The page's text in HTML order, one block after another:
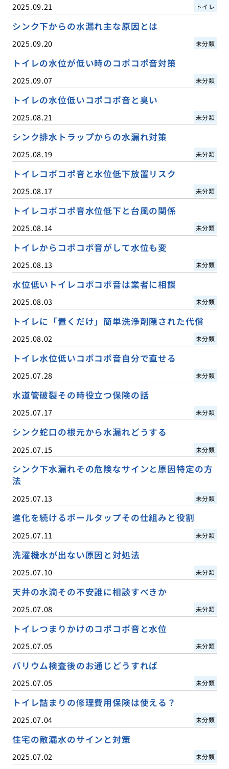
2025.09.21 トイレ
シンク下からの水漏れ主な原因とは
2025.09.20 未分類
トイレの水位が低い時のコポコポ音対策
2025.09.07 未分類
トイレの水位低いコポコポ音と臭い
2025.08.21 未分類
シンク排水トラップからの水漏れ対策
2025.08.19 未分類
トイレコポコポ音と水位低下放置リスク
2025.08.17 未分類
トイレコポコポ音水位低下と台風の関係
2025.08.14 未分類
トイレからコポコポ音がして水位も変
2025.08.13 未分類
水位低いトイレコポコポ音は業者に相談
2025.08.03 未分類
トイレに「置くだけ」簡単洗浄剤隠された代償
2025.08.02 未分類
トイレ水位低いコポコポ音自分で直せる
2025.07.28 未分類
水道管破裂その時役立つ保険の話
2025.07.17 未分類
シンク蛇口の根元から水漏れどうする
2025.07.15 未分類
シンク下水漏れその危険なサインと原因特定の方
法
2025.07.13 未分類
進化を続けるボールタップその仕組みと役割
2025.07.11 未分類
洗濯機水が出ない原因と対処法
2025.07.10 未分類
天井の水滴その不安誰に相談すべきか
2025.07.08 未分類
トイレつまりかけのコポコポ音と水位
2025.07.05 未分類
バリウム検査後のお通じどうすれば
2025.07.05 未分類
トイレ詰まりの修理費用保険は使える？
2025.07.04 未分類
住宅の敵漏水のサインと対策
2025.07.02 未分類